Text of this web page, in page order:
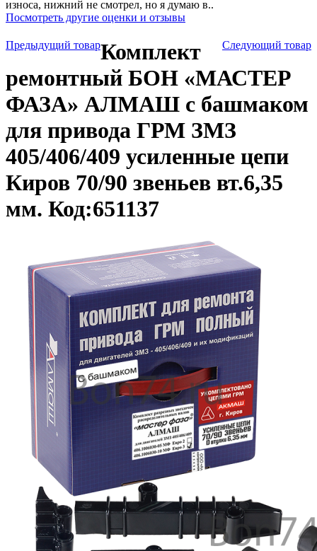
износа, нижний не смотрел, но я думаю в..
Посмотреть другие оценки и отзывы
Предыдущий товар Следующий товар
Комплект
ремонтный БОН «МАСТЕР
ФАЗА» АЛМАШ с башмаком
для привода ГРМ ЗМЗ
405/406/409 усиленные цепи
Киров 70/90 звеньев вт.6,35
мм. Код:651137